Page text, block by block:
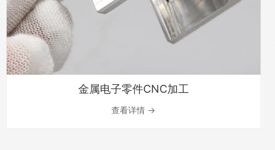
金属电子零件CNC加工
查看详情 →